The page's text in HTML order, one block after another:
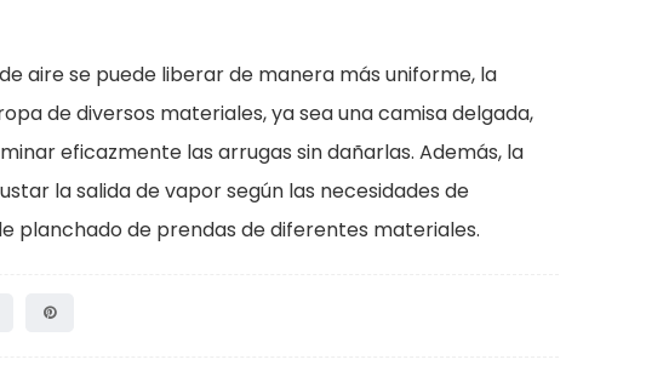
aire se puede liberar de manera más uniforme, la
de diversos materiales, ya sea una camisa delgada,
eficazmente las arrugas sin dañarlas. Además, la
la salida de vapor según las necesidades de
planchado de prendas de diferentes materiales.